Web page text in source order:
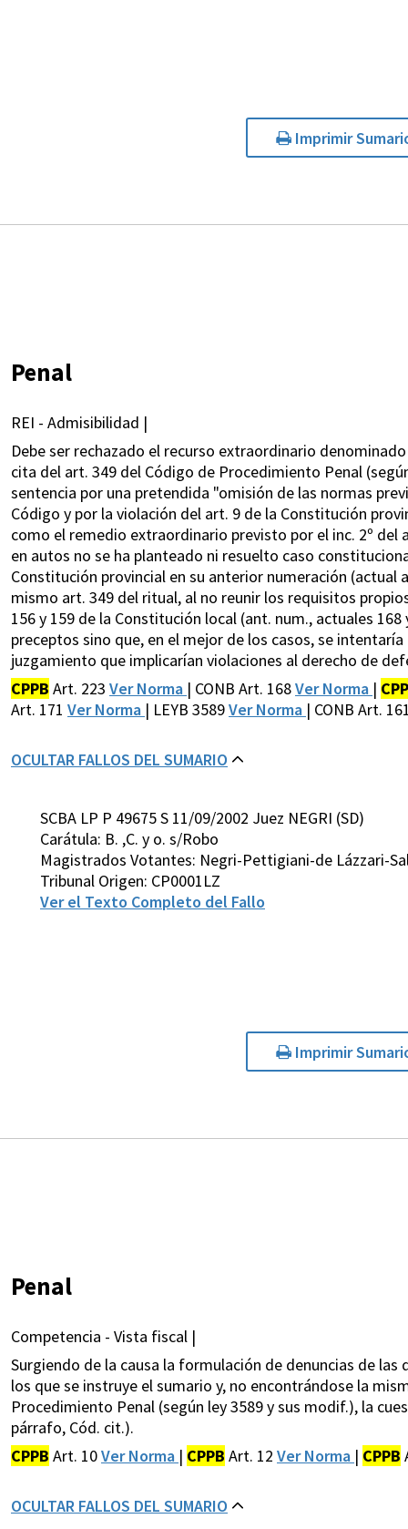
Imprimir
Penal
REI - Admisibilidad |
Debe ser rechazado el recurso extraordinario
cita del art. 349 del Código de Procedimiento Penal
sentencia por una pretendida "omisión de las normas
Código y por la violación del art. 9 de la Constitución
como el remedio extraordinario previsto por el inc. 2º
en autos no se ha planteado ni resuelto caso
Constitución provincial en su anterior numeración (actual
mismo art. 349 del ritual, al no reunir los requisitos
156 y 159 de la Constitución local (ant. num., actuales
preceptos sino que, en el mejor de los casos, se
juzgamiento que implicarían violaciones al derecho de
CPPB Art. 223 Ver Norma | CONB Art. 168Ver Norma |
Art. 171 Ver Norma | LEYB 3589Ver Norma | CONB Art.
OCULTAR FALLOS DEL SUMARIO
SCBA LP P 49675 S 11/09/2002 Juez NEGRI (SD)
Carátula: B. ,C. y o. s/Robo
Magistrados Votantes: Negri-Pettigiani-de Lázzari-
Tribunal Origen: CP0001LZ
Ver el Texto Completo del Fallo
Imprimir
Penal
Competencia - Vista fiscal |
Surgiendo de la causa la formulación de denuncias de
los que se instruye el sumario y, no encontrándose la
Procedimiento Penal (según ley 3589 y sus modif.), la
párrafo, Cód. cit.).
CPPB Art. 10Ver Norma | CPPB Art. 12 Ver Norma | CPPB
OCULTAR FALLOS DEL SUMARIO